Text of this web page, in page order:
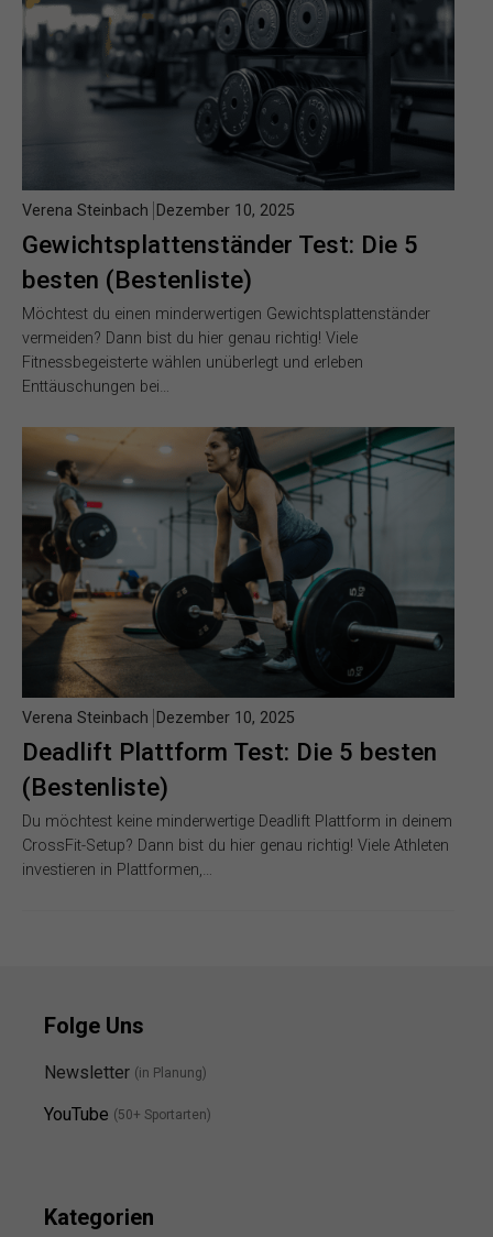
Gewichtsplattenständer Test: Die 5
besten (Bestenliste)
Verena Steinbach Dezember 10, 2025
Möchtest du einen minderwertigen Gewichtsplattenständer
vermeiden? Dann bist du hier genau richtig! Viele
Fitnessbegeisterte wählen unüberlegt und erleben
Enttäuschungen bei…
Deadlift Plattform Test: Die 5 besten
(Bestenliste)
Verena Steinbach Dezember 10, 2025
Du möchtest keine minderwertige Deadlift Plattform in deinem
CrossFit-Setup? Dann bist du hier genau richtig! Viele Athleten
investieren in Plattformen,…
Folge Uns
Newsletter (in Planung)
YouTube (50+ Sportarten)
Kategorien